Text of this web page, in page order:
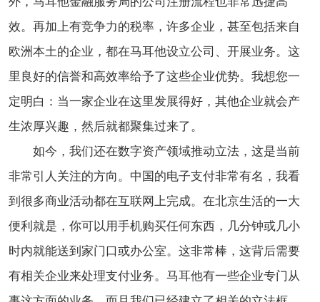
效。 再加上有竞争力的税率，许多企业，甚至包括来自
欧洲本土的企业，都在马耳他设立公司、开展业务。这
里良好的信誉和高效率给予了这些企业优势。我想您一
定明白：当一家企业在这里发展得好，其他企业就会产
生浓厚兴趣，然后就都聚集过来了。
如今，我们还在数字资产领域推动立法，这是当前
非常引人关注的方向。中国的电子支付非常有名，我看
到很多商业活动都在互联网上完成。在北京生活的一大
便利就是，你可以用手机购买任何东西，几分钟或几小
时内就能送到家门口或办公室。这非常棒，这背后需要
有相关企业来处理支付业务。马耳他有一些企业专门从